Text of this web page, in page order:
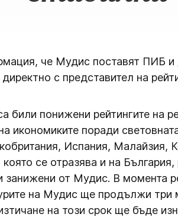
че Мудис поставят ПИБ
с представител на
били понижени рейтингите на
икономиките поради
Испания, Малайзия,
се отразява и на
занижени от Мудис. В момента
на Мудис ще продължи три
на този срок ще бъде